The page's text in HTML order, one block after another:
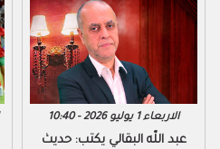
الاربعاء 1 يوليو 2026 - 10:40
عبد اللّه البقالي يكتب: حديث